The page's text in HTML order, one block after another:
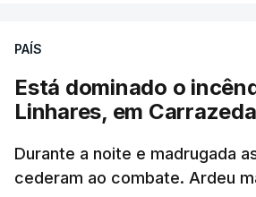
PAÍS
Está dominado o
Linhares, em
Durante a noite e madrugada
cederam ao combate. Ardeu